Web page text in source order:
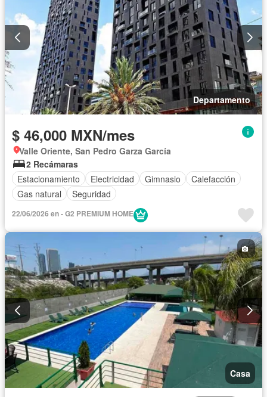
Departamento
$ 46,000 MXN/mes
Valle Oriente, San Pedro Garza García
2 Recámaras
Estacionamiento
Electricidad Gimnasio
Calefacción
Gas natural
Seguridad
22/06/2026 en - G2 PREMIUM HOME
Casa